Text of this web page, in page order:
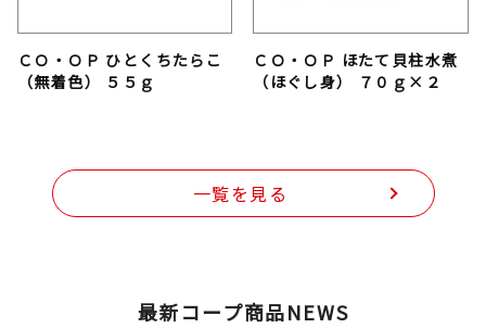
ＣＯ・ＯＰ ひとくちたらこ
（無着色） ５５ｇ
ＣＯ・ＯＰ ほたて貝柱水煮
（ほぐし身） ７０ｇ×２
一覧を見る
最新コープ商品NEWS